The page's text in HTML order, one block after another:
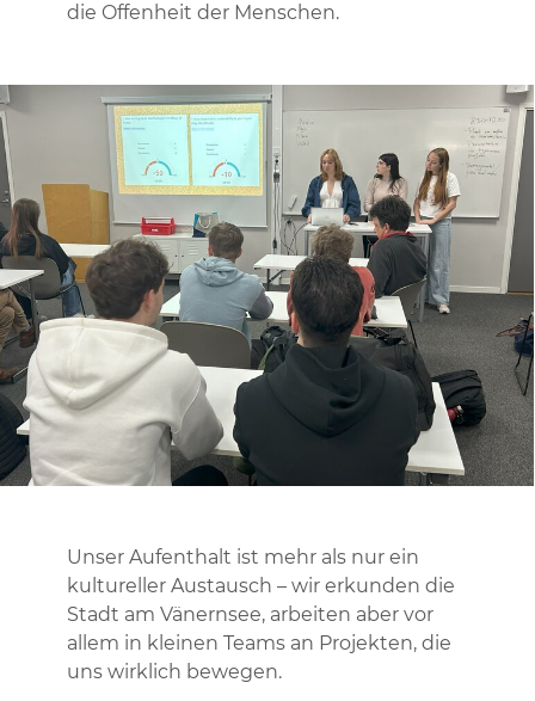
die Offenheit der Menschen.
Unser Aufenthalt ist mehr als nur ein
kultureller Austausch – wir erkunden die
Stadt am Vänernsee, arbeiten aber vor
allem in kleinen Teams an Projekten, die
uns wirklich bewegen.